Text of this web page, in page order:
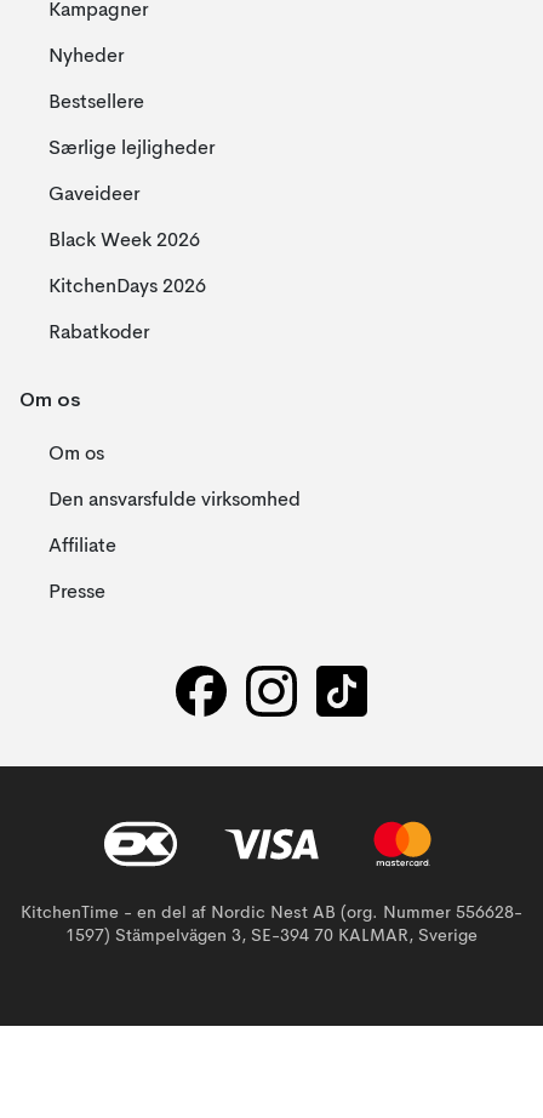
Kampagner
Nyheder
Bestsellere
Særlige lejligheder
Gaveideer
Black Week 2026
KitchenDays 2026
Rabatkoder
Om os
Om os
Den ansvarsfulde virksomhed
Affiliate
Presse
KitchenTime - en del af Nordic Nest AB (org. Nummer 556628-
1597) Stämpelvägen 3, SE-394 70 KALMAR, Sverige